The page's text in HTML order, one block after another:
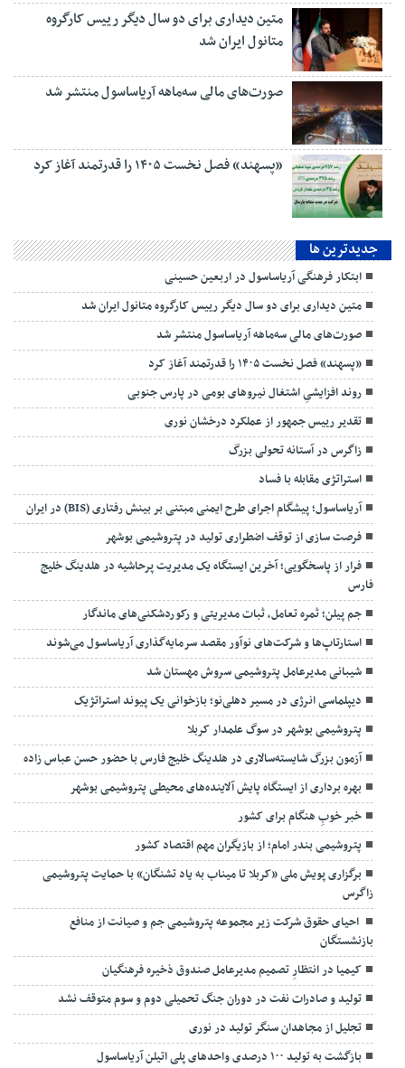
متین دیداری برای دو سال دیگر رییس کارگروه
متانول ایران شد
صورت‌های مالی سه‌ماهه آریاساسول منتشر شد
«پسهند» فصل نخست ۱۴۰۵ را قدرتمند آغاز کرد
جديدترين ها
ابتکار فرهنگی آریاساسول در اربعین حسینی
متین دیداری برای دو سال دیگر رییس کارگروه متانول ایران شد
صورت‌های مالی سه‌ماهه آریاساسول منتشر شد
«پسهند» فصل نخست ۱۴۰۵ را قدرتمند آغاز کرد
روند افزایشیِ اشتغال نیروهای بومی در پارس جنوبی
تقدیر رییس جمهور از عملکرد درخشان نوری
زاگرس در آستانه تحولی بزرگ
استراتژی مقابله با فساد
آریاساسول؛ پیشگام اجرای طرح ایمنی مبتنی بر بینش رفتاری (BIS) در ایران
فرصت سازی از توقف اضطراری تولید در پتروشیمی بوشهر
فرار از پاسخگویی؛ آخرین ایستگاه یک مدیریت پرحاشیه در هلدینگ خلیج
فارس
جم پیلن؛ ثمره تعامل، ثبات مدیریتی و رکوردشکنی‌های ماندگار
استارتاپ‌ها و شرکت‌های نوآور مقصد سرما‌یه‌گذاری آریاساسول می‌شوند
شیبانی مدیرعامل پتروشیمی سروش مهستان شد
دیپلماسی انرژی در مسیر دهلی‌نو؛ بازخوانی یک پیوند استراتژیک
پتروشیمی بوشهر در سوگ علمدار کربلا
آزمون بزرگ شایسته‌سالاری در هلدینگ خلیج فارس با حضور حسن عباس زاده
بهره برداری از ایستگاه پایش آلاینده‌های محیطی پتروشیمی بوشهر
خبر خوبِ هنگام برای کشور
پتروشیمی بندر امام؛ از بازیگران مهم اقتصاد کشور
برگزاری پویش ملی «کربلا تا میناب به یاد تشنگان» با حمایت پتروشیمی
زاگرس
احیای حقوق شرکت زیر مجموعه پتروشیمی جم و صیانت از منافع
بازنشستگان
کیمیا در انتظارِ تصمیم مدیرعامل صندوق ذخیره فرهنگیان
تولید و صادرات نفت در دوران جنگ تحمیلی دوم و سوم متوقف نشد
تجلیل از مجاهدان سنگر تولید در نوری
بازگشت به تولید ۱۰۰ درصدی واحدهای پلی اتیلن آریاساسول